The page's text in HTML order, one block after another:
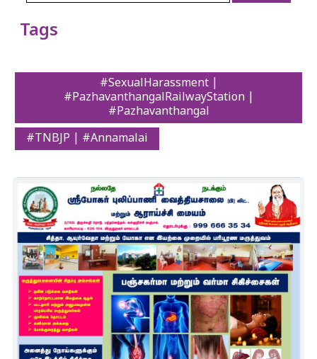
Tags
#SexualHarassment |
#PazhavanthangalRailwayStation |
#Pazhavanthangal
#TNBJP | #Annamalai